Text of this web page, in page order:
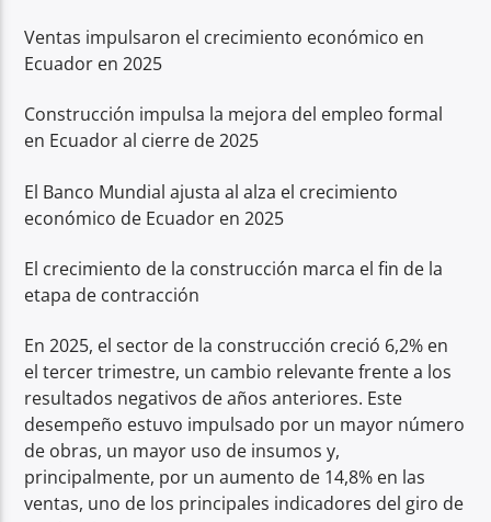
Ventas impulsaron el crecimiento económico en
Ecuador en 2025
Construcción impulsa la mejora del empleo formal
en Ecuador al cierre de 2025
El Banco Mundial ajusta al alza el crecimiento
económico de Ecuador en 2025
El crecimiento de la construcción marca el fin de la
etapa de contracción
En 2025, el sector de la construcción creció 6,2% en
el tercer trimestre, un cambio relevante frente a los
resultados negativos de años anteriores. Este
desempeño estuvo impulsado por un mayor número
de obras, un mayor uso de insumos y,
principalmente, por un aumento de 14,8% en las
ventas, uno de los principales indicadores del giro de